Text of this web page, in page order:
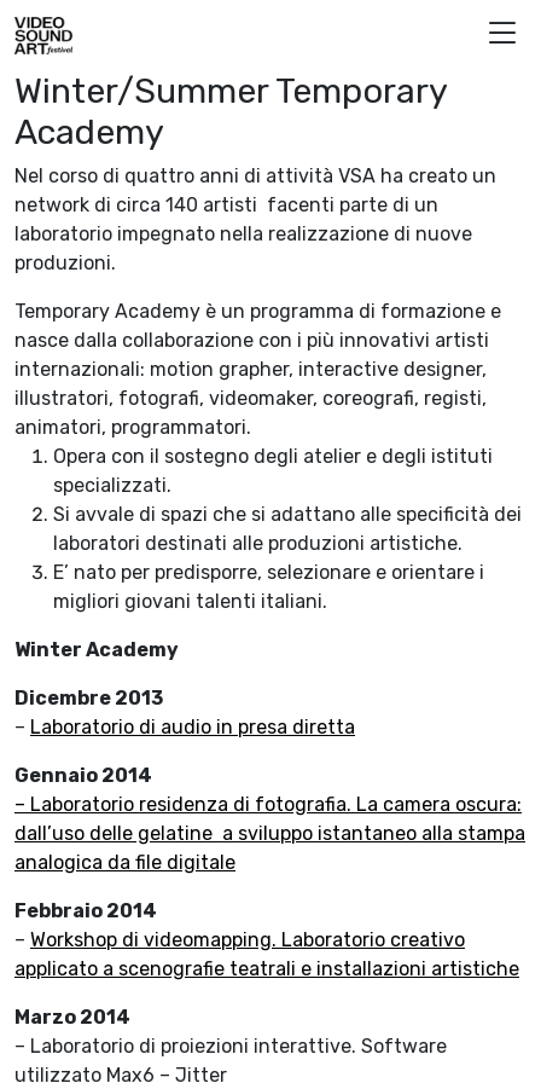
Vai al contenuto
Video Sound Art
Winter/Summer Temporary
Academy
Nel corso di quattro anni di attività VSA ha creato un
network di circa 140 artisti facenti parte di un
laboratorio impegnato nella realizzazione di nuove
produzioni.
Temporary Academy è un programma di formazione e
nasce dalla collaborazione con i più innovativi artisti
internazionali: motion grapher, interactive designer,
illustratori, fotografi, videomaker, coreografi, registi,
animatori, programmatori.
Opera con il sostegno degli atelier e degli istituti
specializzati.
Si avvale di spazi che si adattano alle specificità dei
laboratori destinati alle produzioni artistiche.
E’ nato per predisporre, selezionare e orientare i
migliori giovani talenti italiani.
Winter Academy
Dicembre 2013
– Laboratorio di audio in presa diretta
Gennaio 2014
– Laboratorio residenza di fotografia. La camera oscura:
dall’uso delle gelatine a sviluppo istantaneo alla stampa
analogica da file digitale
Febbraio 2014
– Workshop di videomapping. Laboratorio creativo
applicato a scenografie teatrali e installazioni artistiche
Marzo 2014
– Laboratorio di proiezioni interattive. Software
utilizzato Max6 – Jitter